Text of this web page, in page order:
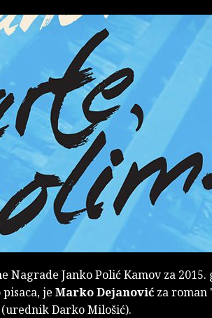
Nagrade Janko Polić Kamov za
je Marko Dejanović za roman
Darko Milošić).